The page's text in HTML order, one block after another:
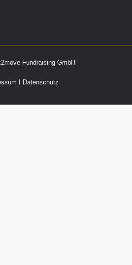
Fundraising GmbH
Datenschutz